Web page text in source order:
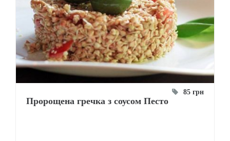
85 грн
Пророщена гречка з соусом Песто